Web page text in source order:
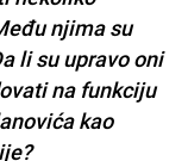
njima su
li su upravo oni
na funkciju
kao